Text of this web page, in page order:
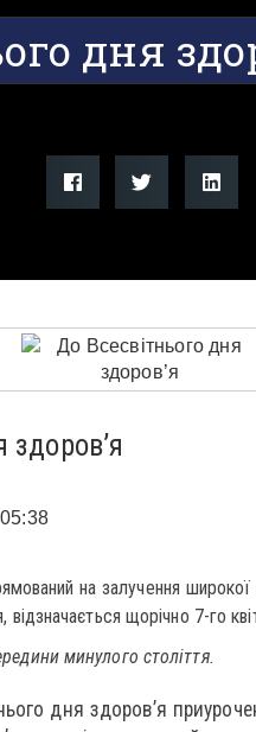
дня
здоров’я
05:38
на залучення
щорічно 7-го
минулого століття.
дня здоров’я